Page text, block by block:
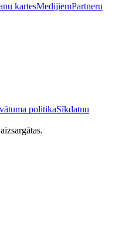
kartesMedijiemPartneru
politikaSīkdatņu